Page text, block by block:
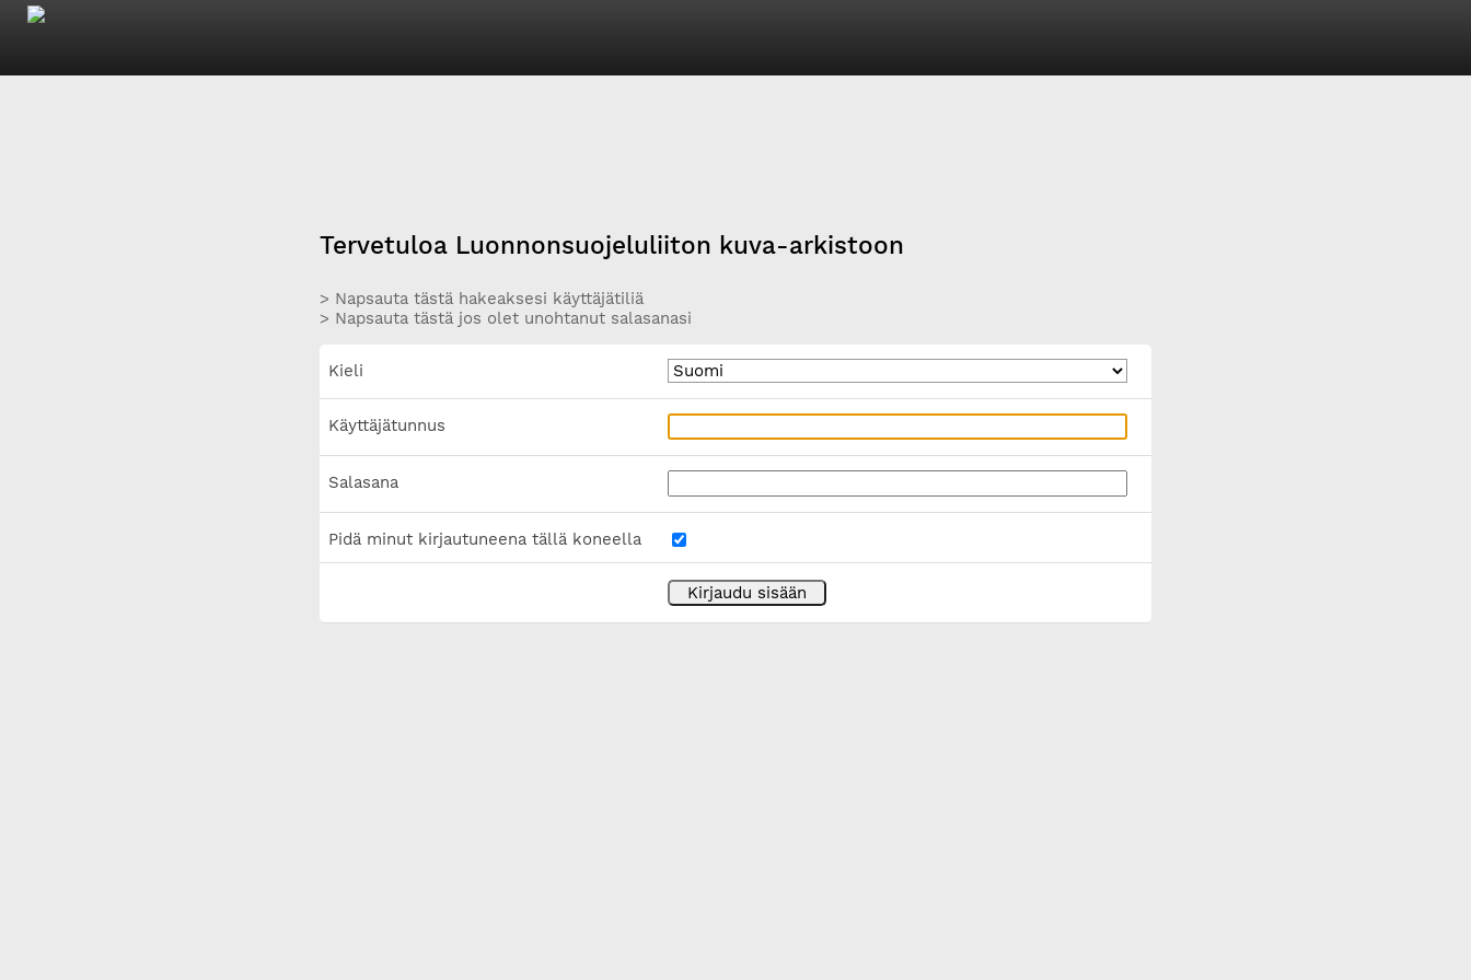
Tervetuloa Luonnonsuojeluliiton kuva-arkistoon
> Napsauta tästä hakeaksesi käyttäjätiliä
> Napsauta tästä jos olet unohtanut salasanasi
Kieli
Käyttäjätunnus
Salasana
Pidä minut kirjautuneena tällä koneella